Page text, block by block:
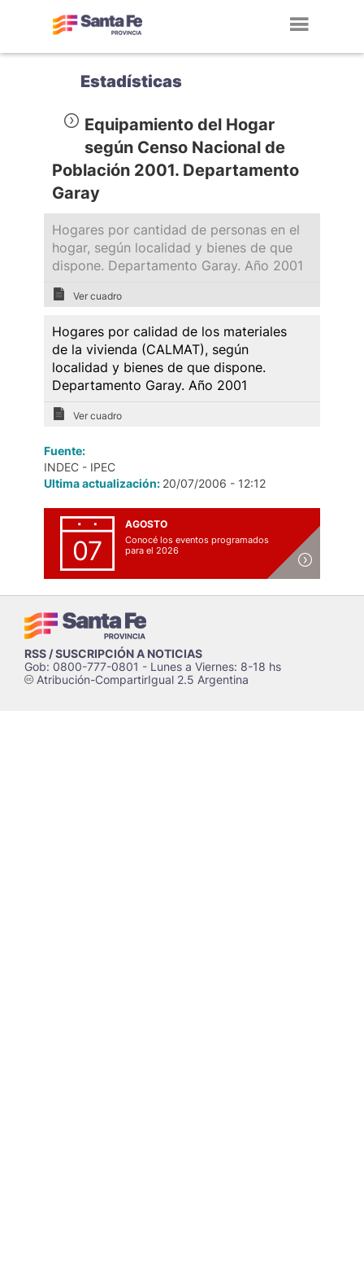
Estadísticas
Equipamiento del Hogar
según Censo Nacional de
Población 2001. Departamento
Garay
Hogares por cantidad de personas en el
hogar, según localidad y bienes de que
dispone. Departamento Garay. Año 2001
Ver cuadro
Hogares por calidad de los materiales
de la vivienda (CALMAT), según
localidad y bienes de que dispone.
Departamento Garay. Año 2001
Ver cuadro
Fuente:
INDEC - IPEC
Ultima actualización: 20/07/2006 - 12:12
07
AGOSTO
Conocé los eventos programados
para el 2026
RSS / SUSCRIPCIÓN A NOTICIAS
Gob: 0800-777-0801 - Lunes a Viernes: 8-18 hs
cAtribución-CompartirIgual 2.5 Argentina